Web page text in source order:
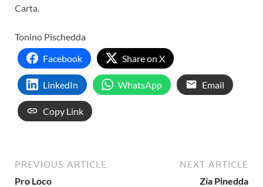
Carta.
Tonino Pischedda
Facebook
Share on X
LinkedIn WhatsApp Email
Copy Link
PREVIOUS ARTICLE
Pro Loco
NEXT ARTICLE
Zia Pinedda